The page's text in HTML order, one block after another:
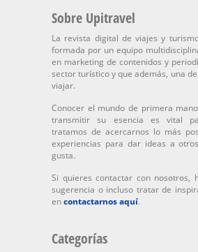
Sobre Upitravel
La revista digital de viajes y
formada por un equipo
en marketing de contenidos y
sector turístico y que además, una
viajar.
Conocer el mundo de primera
transmitir su esencia es vital
tratamos de acercarnos lo más
experiencias para dar ideas a
gusta.
Si quieres contactar con nosotros,
sugerencia o incluso tratar de
encontactarnos aquí.
Categorías